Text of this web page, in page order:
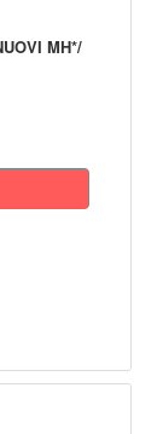
MH*/